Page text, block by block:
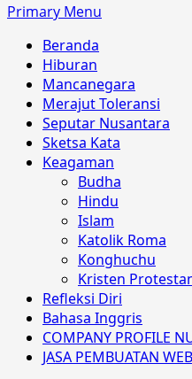
Primary Menu
Beranda
Hiburan
Mancanegara
Merajut Toleransi
Seputar Nusantara
Sketsa Kata
Keagaman
Budha
Hindu
Islam
Katolik Roma
Konghuchu
Kristen
Refleksi Diri
Bahasa Inggris
COMPANY PROFILE
JASA PEMBUATAN